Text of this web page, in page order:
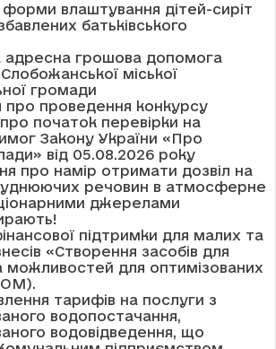
форми влаштування дітей-сиріт
батьківського
адресна грошова допомога
міської
громади
проведення конкурсу
початок перевірки на
Закону України «Про
від 05.08.2026 року
про намір отримати дозвіл на
речовин в атмосферне
джерелами
підтримки для малих та
«Створення засобів для
можливостей для оптимізованих
тарифів на послуги з
водопостачання,
водовідведення, що